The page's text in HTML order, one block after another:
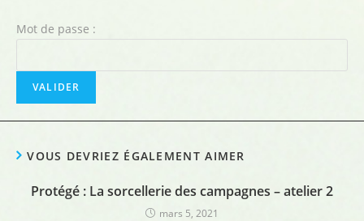
Mot de passe :
VOUS DEVRIEZ ÉGALEMENT AIMER
Protégé : La sorcellerie des campagnes – atelier 2
mars 5, 2021